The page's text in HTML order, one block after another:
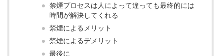
禁煙プロセスは人によって違っても最終的には
時間が解決してくれる
禁煙によるメリット
禁煙によるデメリット
最後に